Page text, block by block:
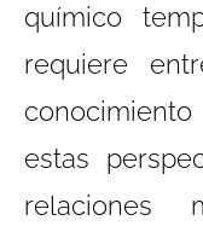
químico
requiere
estas
relaciones